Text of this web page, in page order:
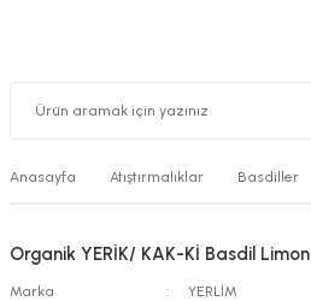
Anasayfa Atıştırmalıklar Basdiller
Organik YERİK/ KAK-Kİ Basdil Limon
Marka
YERLİM